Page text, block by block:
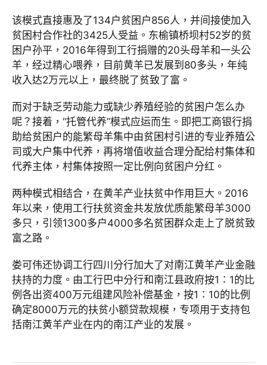
该模式直接惠及了134户贫困户856人，并间接使加入
贫困村合作社的3425人受益。东榆镇桥坝村52岁的贫
困户孙平，2016年得到工行捐赠的20头母羊和一头公
羊，经过精心喂养，目前黄羊已发展到80多头，年纯
收入达2万元以上，最终脱了贫致了富。
而对于缺乏劳动能力或缺少养殖经验的贫困户怎么办
呢？接着，“托管代养”模式应运而生。即把工商银行捐
助给贫困户的能繁母羊集中由贫困村引进的专业养殖公
司或大户集中代养，再将增值收益合理分配给村集体和
代养主体，村集体按照一定比例向贫困户分红。
两种模式相结合，在黄羊产业扶贫中作用巨大。2016
年以来，使用工行扶贫资金共发放优质能繁母羊3000
多只，引领1300多户4000多名贫困群众走上了脱贫致
富之路。
娄可伟还协调工行四川分行加大了对南江黄羊产业金融
扶持的力度。由工行巴中分行和南江县政府按1∶1的比
例各出资400万元组建风险补偿基金，按1∶10的比例
确定8000万元的扶贫小额贷款规模，专项用于支持包
括南江黄羊产业在内的南江产业的发展。